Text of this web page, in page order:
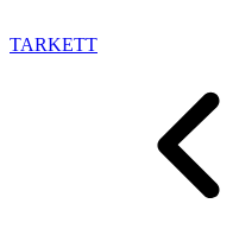
TARKETT